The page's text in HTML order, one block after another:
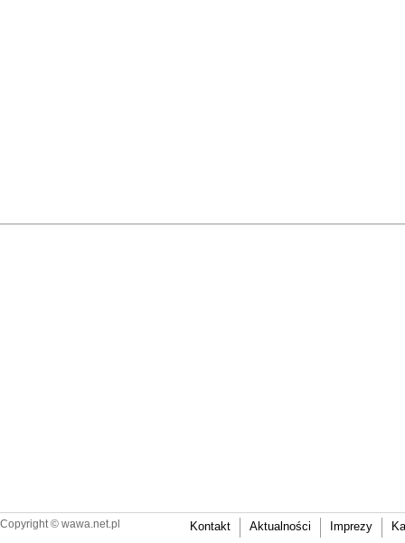
Copyright © wawa.net.pl Kontakt Aktualności Imprezy